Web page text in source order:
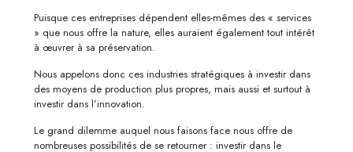
Puisque ces entreprises dépendent elles-mêmes des « services
» que nous offre la nature, elles auraient également tout intérêt
à œuvrer à sa préservation.
Nous appelons donc ces industries stratégiques à investir dans
des moyens de production plus propres, mais aussi et surtout à
investir dans l’innovation.
Le grand dilemme auquel nous faisons face nous offre de
nombreuses possibilités de se retourner : investir dans le